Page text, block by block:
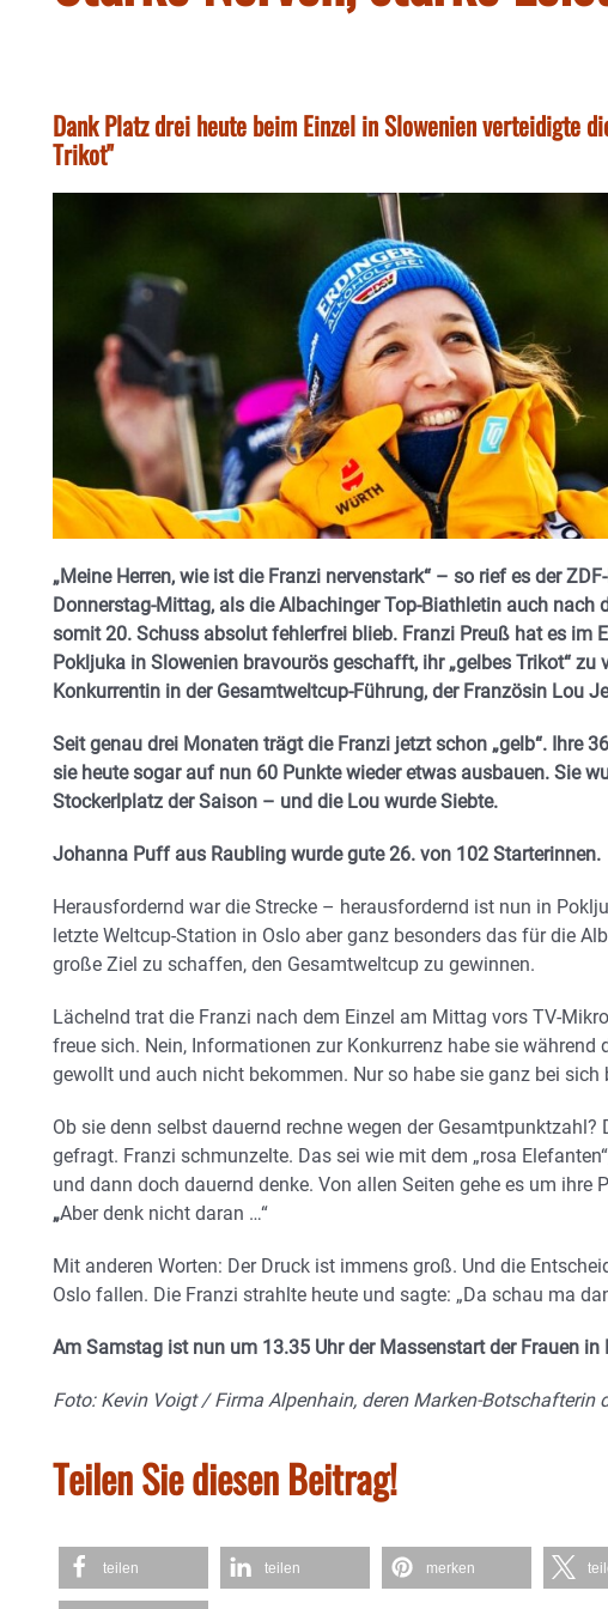
Dank Platz drei heute beim Einzel in Slowenien verteidigte
Trikot"
„Meine Herren, wie ist die Franzi nervenstark“ – so rief es der
Donnerstag-Mittag, als die Albachinger Top-Biathletin auch nach
somit 20. Schuss absolut fehlerfrei blieb. Franzi Preuß hat es im
Pokljuka in Slowenien bravourös geschafft, ihr „gelbes Trikot“ zu
Konkurrentin in der Gesamtweltcup-Führung, der Französin Lou
Seit genau drei Monaten trägt die Franzi jetzt schon „gelb“. Ihre
sie heute sogar auf nun 60 Punkte wieder etwas ausbauen. Sie
Stockerlplatz der Saison – und die Lou wurde Siebte.
Johanna Puff aus Raubling wurde gute 26. von 102 Starterinnen.
Herausfordernd war die Strecke – herausfordernd ist nun in
letzte Weltcup-Station in Oslo aber ganz besonders das für die
große Ziel zu schaffen, den Gesamtweltcup zu gewinnen.
Lächelnd trat die Franzi nach dem Einzel am Mittag vors TV-
freue sich. Nein, Informationen zur Konkurrenz habe sie während
gewollt und auch nicht bekommen. Nur so habe sie ganz bei sich
Ob sie denn selbst dauernd rechne wegen der Gesamtpunktzahl?
gefragt. Franzi schmunzelte. Das sei wie mit dem „rosa
und dann doch dauernd denke. Von allen Seiten gehe es um
„Aber denk nicht daran …“
Mit anderen Worten: Der Druck ist immens groß. Und die
Oslo fallen. Die Franzi strahlte heute und sagte: „Da schau ma
Am Samstag ist nun um 13.35 Uhr der Massenstart der Frauen in
Foto: Kevin Voigt / Firma Alpenhain, deren Marken-Botschafterin
Teilen Sie diesen Beitrag!
teilen teilen merken